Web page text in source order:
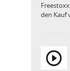
den Kauf